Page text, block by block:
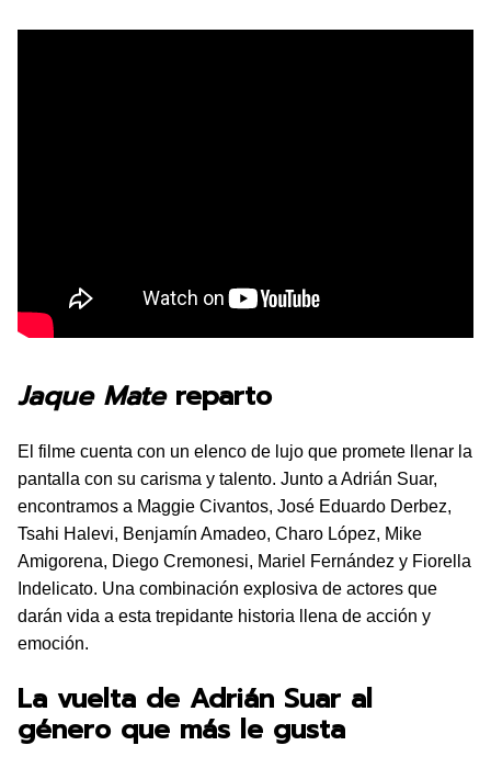
Jaque Matereparto
El filme cuenta con un elenco de lujo que promete llenar la
pantalla con su carisma y talento. Junto a Adrián Suar,
encontramos a Maggie Civantos, José Eduardo Derbez,
Tsahi Halevi, Benjamín Amadeo, Charo López, Mike
Amigorena, Diego Cremonesi, Mariel Fernández y Fiorella
Indelicato. Una combinación explosiva de actores que
darán vida a esta trepidante historia llena de acción y
emoción.
La vuelta de Adrián Suar al
género que más le gusta